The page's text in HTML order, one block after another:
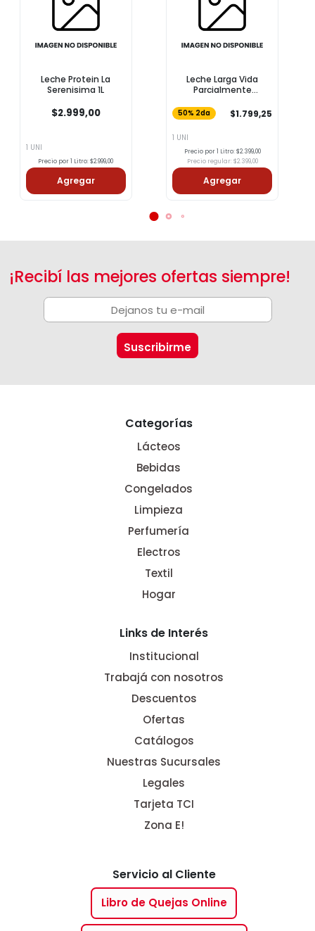
Leche Protein La
Serenisima 1L
$2.999,00
1 UNI
Precio por 1 Litro: $2.999,00
Agregar
Leche Larga Vida
Parcialmente
50% 2da $1.799,25
1 UNI
Precio por 1 Litro: $2.399,00
Precio regular: $2.399,00
Agregar
¡Recibí las mejores ofertas siempre!
Categorías
Lácteos
Bebidas
Congelados
Limpieza
Perfumería
Electros
Textil
Hogar
Links de Interés
Institucional
Trabajá con nosotros
Descuentos
Ofertas
Catálogos
Nuestras Sucursales
Legales
Tarjeta TCI
Zona E!
Servicio al Cliente
Libro de Quejas Online